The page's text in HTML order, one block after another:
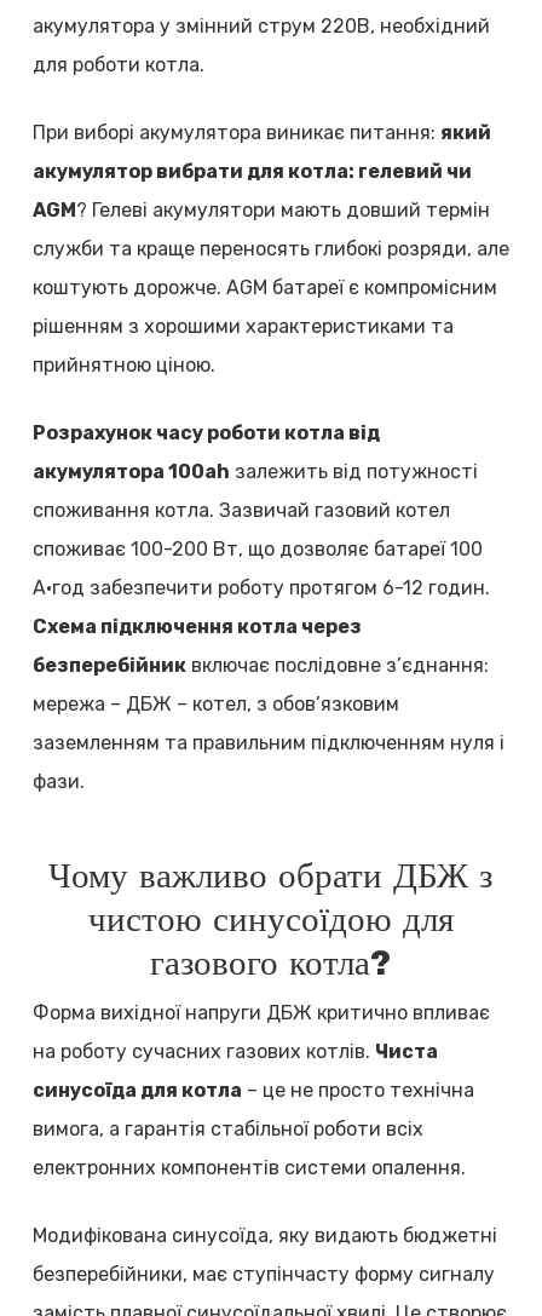
акумулятора у змінний струм 220В, необхідний
для роботи котла.
При виборі акумулятора виникає питання: який
акумулятор вибрати для котла: гелевий чи
AGM ? Гелеві акумулятори мають довший термін
служби та краще переносять глибокі розряди, але
коштують дорожче. AGM батареї є компромісним
рішенням з хорошими характеристиками та
прийнятною ціною.
Розрахунок часу роботи котла від
акумулятора 100ah залежить від потужності
споживання котла. Зазвичай газовий котел
споживає 100-200 Вт, що дозволяє батареї 100
А·год забезпечити роботу протягом 6-12 годин.
Схема підключення котла через
безперебійниквключає послідовне з’єднання:
мережа – ДБЖ – котел, з обов’язковим
заземленням та правильним підключенням нуля і
фази.
Чому важливо обрати ДБЖ з
чистою синусоїдою для
газового котла?
Форма вихідної напруги ДБЖ критично впливає
на роботу сучасних газових котлів. Чиста
синусоїда для котла – це не просто технічна
вимога, а гарантія стабільної роботи всіх
електронних компонентів системи опалення.
Модифікована синусоїда, яку видають бюджетні
безперебійники, має ступінчасту форму сигналу